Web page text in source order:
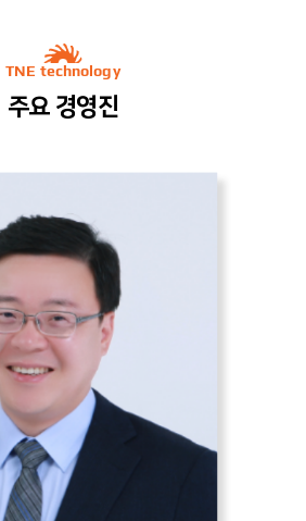
연혁
경영이념
품질정책
익명게시판
TNE technology
주요 경영진